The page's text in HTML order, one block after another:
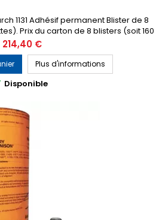
1131 Adhésif permanent Blister de 8
Prix du carton de 8 blisters (soit 160
gratuit inclus dans chaque blister
Prix
214,40 €
Plus d'informations
Disponible